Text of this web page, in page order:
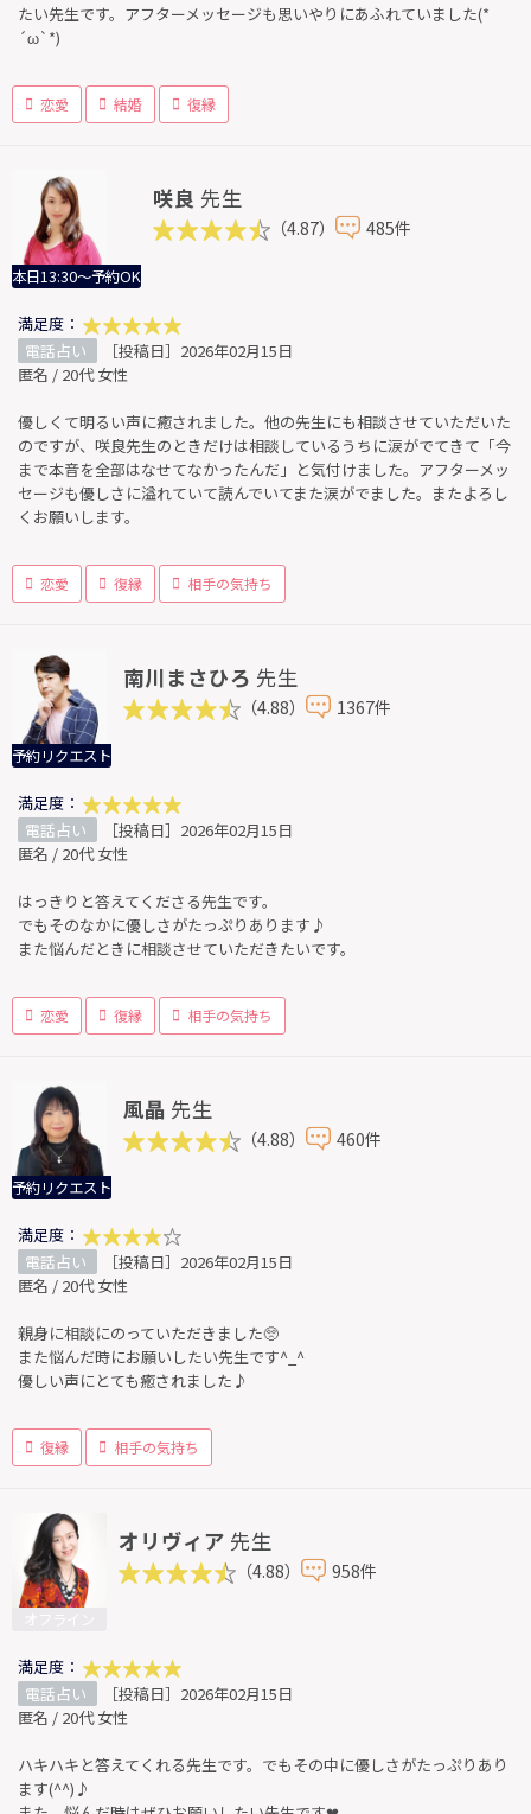
たい先生です。アフターメッセージも思いやりにあふれていました(*
´ω`*)
恋愛 結婚 復縁
本日13:30～予約OK
咲良 先生
（4.87） 485件
満足度：
電話占い
［投稿日］2026年02月15日
匿名 / 20代 女性
優しくて明るい声に癒されました。他の先生にも相談させていただいた
のですが、咲良先生のときだけは相談しているうちに涙がでてきて「今
まで本音を全部はなせてなかったんだ」と気付けました。アフターメッ
セージも優しさに溢れていて読んでいてまた涙がでました。またよろし
くお願いします。
恋愛 復縁 相手の気持ち
予約リクエスト
南川まさひろ 先生
（4.88） 1367件
満足度：
電話占い
［投稿日］2026年02月15日
匿名 / 20代 女性
はっきりと答えてくださる先生です。
でもそのなかに優しさがたっぷりあります♪
また悩んだときに相談させていただきたいです。
恋愛 復縁 相手の気持ち
予約リクエスト
風晶 先生
（4.88） 460件
満足度：
電話占い
［投稿日］2026年02月15日
匿名 / 20代 女性
親身に相談にのっていただきました🥺
また悩んだ時にお願いしたい先生です^_^
優しい声にとても癒されました♪
復縁 相手の気持ち
オリヴィア 先生
（4.88） 958件
満足度：
電話占い
［投稿日］2026年02月15日
匿名 / 20代 女性
ハキハキと答えてくれる先生です。でもその中に優しさがたっぷりあり
ます(^^)♪